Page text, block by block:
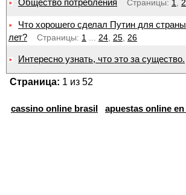
Общество потребления Страницы: 1 2
Что хорошего сделал Путин для
лет?
Страницы: 1 24 25 26
Интересно узнать, что это за существо.
Страница: 1 из 52
cassino online brasil apuestas online